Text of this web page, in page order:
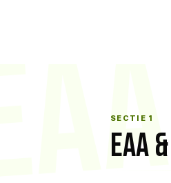
SECTIE 1
EAA